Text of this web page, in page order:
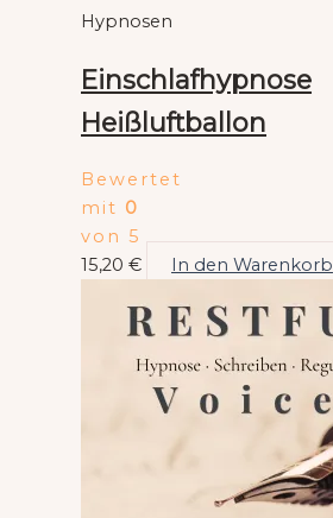
Hypnosen
Einschlafhypnose
Heißluftballon
Bewertet
mit 0
von 5
15,20 € In den Warenkorb